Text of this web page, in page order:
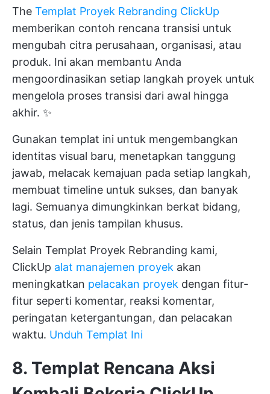
The Templat Proyek Rebranding ClickUp
memberikan contoh rencana transisi untuk
mengubah citra perusahaan, organisasi, atau
produk. Ini akan membantu Anda
mengoordinasikan setiap langkah proyek untuk
mengelola proses transisi dari awal hingga
akhir. ✨
Gunakan templat ini untuk mengembangkan
identitas visual baru, menetapkan tanggung
jawab, melacak kemajuan pada setiap langkah,
membuat timeline untuk sukses, dan banyak
lagi. Semuanya dimungkinkan berkat bidang,
status, dan jenis tampilan khusus.
Selain Templat Proyek Rebranding kami,
ClickUp alat manajemen proyek akan
meningkatkan pelacakan proyek dengan fitur-
fitur seperti komentar, reaksi komentar,
peringatan ketergantungan, dan pelacakan
waktu. Unduh Templat Ini
8. Templat Rencana Aksi